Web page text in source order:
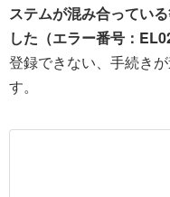
ステムが混み合ってい
した（エラー番号：
登録できない、手続き
す。